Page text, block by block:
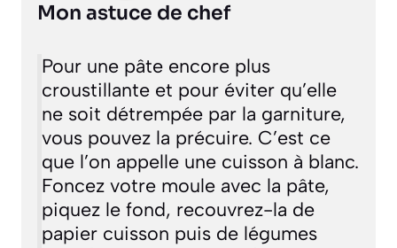
Mon astuce de chef
Pour une pâte encore plus
croustillante et pour éviter qu’elle
ne soit détrempée par la garniture,
vous pouvez la précuire. C’est ce
que l’on appelle une cuisson à blanc.
Foncez votre moule avec la pâte,
piquez le fond, recouvrez-la de
papier cuisson puis de légumes